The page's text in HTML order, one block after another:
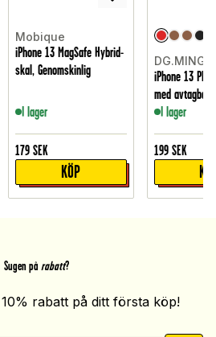
Mobique
iPhone 13 MagSafe Hybrid-
skal, Genomskinlig
I lager
179 SEK
KÖP
DG.MING
iPhone 13
med avtagbart
I lager
199 SEK
Sugen på rabatt?
rabatt på ditt första köp!